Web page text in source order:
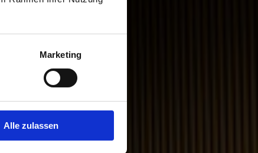
Marketing
Alle zulassen